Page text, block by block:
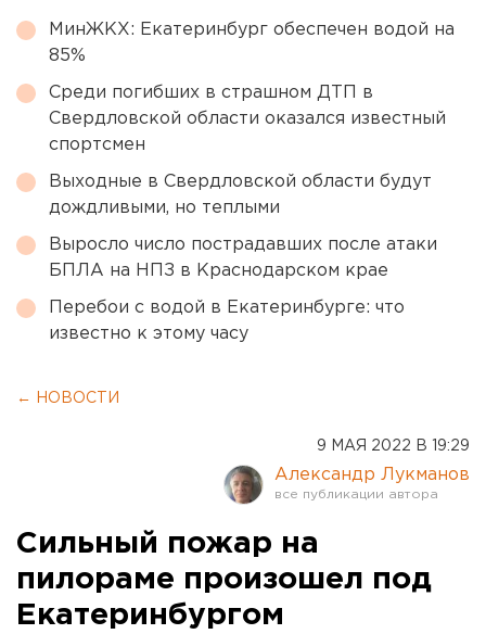
МинЖКХ: Екатеринбург обеспечен водой на
85%
Среди погибших в страшном ДТП в
Свердловской области оказался известный
спортсмен
Выходные в Свердловской области будут
дождливыми, но теплыми
Выросло число пострадавших после атаки
БПЛА на НПЗ в Краснодарском крае
Перебои с водой в Екатеринбурге: что
известно к этому часу
← НОВОСТИ
9 МАЯ 2022 В 19:29
Александр Лукманов
Сильный пожар на
пилораме произошел под
Екатеринбургом